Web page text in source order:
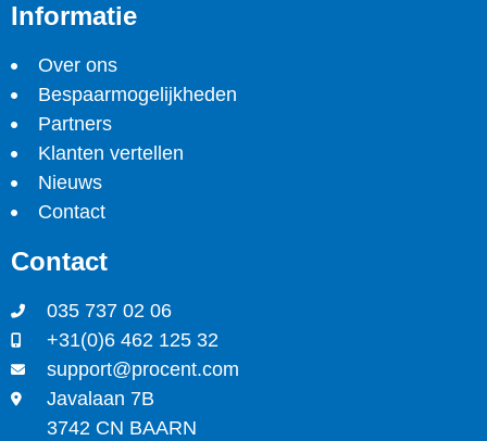
Informatie
Over ons
Bespaarmogelijkheden
Partners
Klanten vertellen
Nieuws
Contact
Contact
035 737 02 06
+31(0)6 462 125 32
support@procent.com
Javalaan 7B
3742 CN BAARN